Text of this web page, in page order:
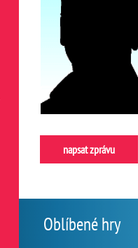
napsat zprávu
Oblíbené hry